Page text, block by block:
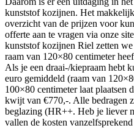
kunststof kozijnen. Het
overzicht van de prijzen voor
offerte aan te vragen via onze
kunststof kozijnen Riel zetten
raam van 120×80 centimeter
Als je een draai-/kiepraam hebt
euro gemiddeld (raam van
100×80 centimeter laat plaatsen
kwijt van €770,-. Alle bedragen
beglazing (HR++. Heb je liever
vallen de kosten